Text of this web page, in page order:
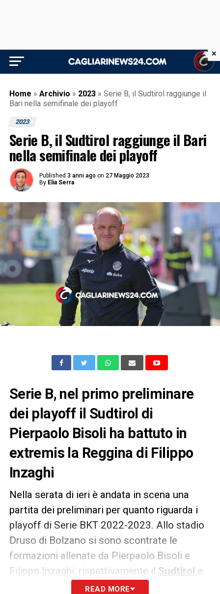
Home » Archivio » 2023 » Serie B, il Sudtirol raggiunge il
Bari nella semifinale dei playoff
2023
Serie B, il Sudtirol raggiunge il Bari
nella semifinale dei playoff
Published 3 anni ago on 27 Maggio 2023
By Elia Serra
Serie B, nel primo preliminare
dei playoff il Sudtirol di
Pierpaolo Bisoli ha battuto in
extremis la Reggina di Filippo
Inzaghi
Nella serata di ieri è andata in scena una
partita dei preliminari per quanto riguarda i
playoff di Serie BKT 2022-2023. Allo stadio
Druso di Bolzano si sono scontrate le
formazioni allenate da Pierpaolo Bisoli e
Filippo Inzaghi, rispettivamente il Sudtirol e
. La sfida è stata decisa ad un
READ MORE
×